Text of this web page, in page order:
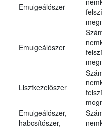
Emulgeálószer
Emulgeálószer
Lisztkezelőszer
Emulgeálószer,
habosítószer,